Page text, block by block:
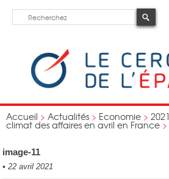
Accueil > Actualités > Economie > 2021
climat des affaires en avril en France >
image-11
• 22 avril 2021